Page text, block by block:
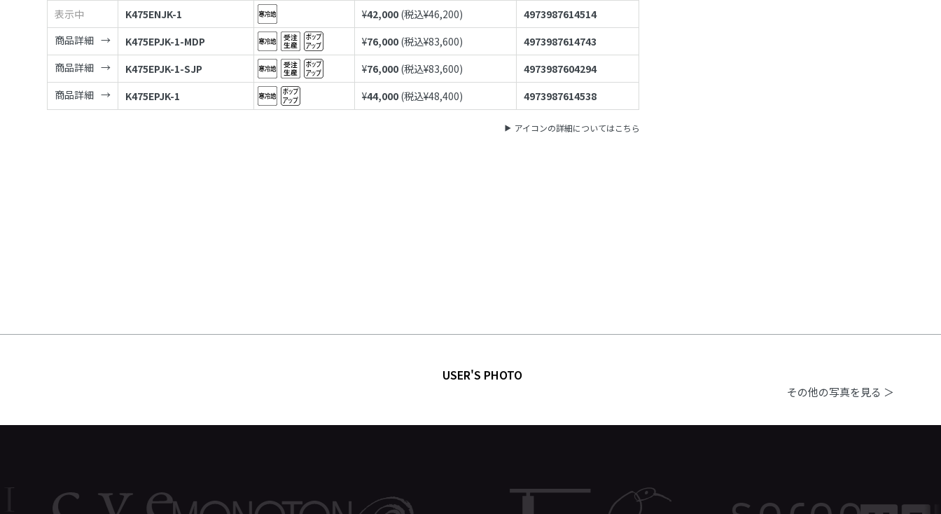
表示中
K475ENJK-1 ¥42,000 (税込¥46,200)
4973987614514
商品詳細
K475EPJK-1-MDP ¥76,000 (税込¥83,600)
4973987614743
商品詳細
K475EPJK-1-SJP ¥76,000 (税込¥83,600)
4973987604294
商品詳細
K475EPJK-1 ¥44,000 (税込¥48,400) 4973987614538
アイコンの詳細についてはこちら
USER'S PHOTO
その他の写真を見る ＞